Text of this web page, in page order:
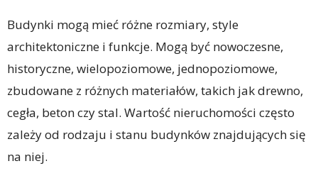
Budynki mogą mieć różne rozmiary, style
architektoniczne i funkcje. Mogą być nowoczesne,
historyczne, wielopoziomowe, jednopoziomowe,
zbudowane z różnych materiałów, takich jak drewno,
cegła, beton czy stal. Wartość nieruchomości często
zależy od rodzaju i stanu budynków znajdujących się
na niej.